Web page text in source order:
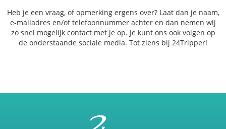
Heb je een vraag, of opmerking ergens over? Laat dan je naam,
e-mailadres en/of telefoonnummer achter en dan nemen wij
zo snel mogelijk contact met je op. Je kunt ons ook volgen op
de onderstaande sociale media. Tot ziens bij 24Tripper!